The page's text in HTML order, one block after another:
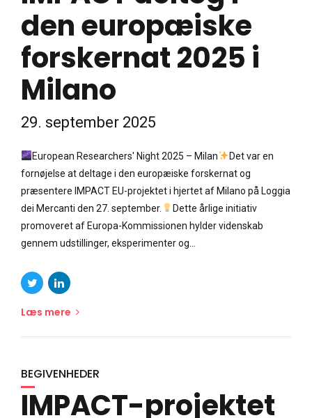
den europæiske
forskernat 2025 i
Milano
29. september 2025
European Researchers' Night 2025 – Milan
Det var en
fornøjelse at deltage i den europæiske forskernat og
præsentere IMPACT EU-projektet i hjertet af Milano på Loggia
dei Mercanti den 27. september.
Dette årlige initiativ
promoveret af Europa-Kommissionen hylder videnskab
gennem udstillinger, eksperimenter og...
Læs mere
BEGIVENHEDER
IMPACT-projektet